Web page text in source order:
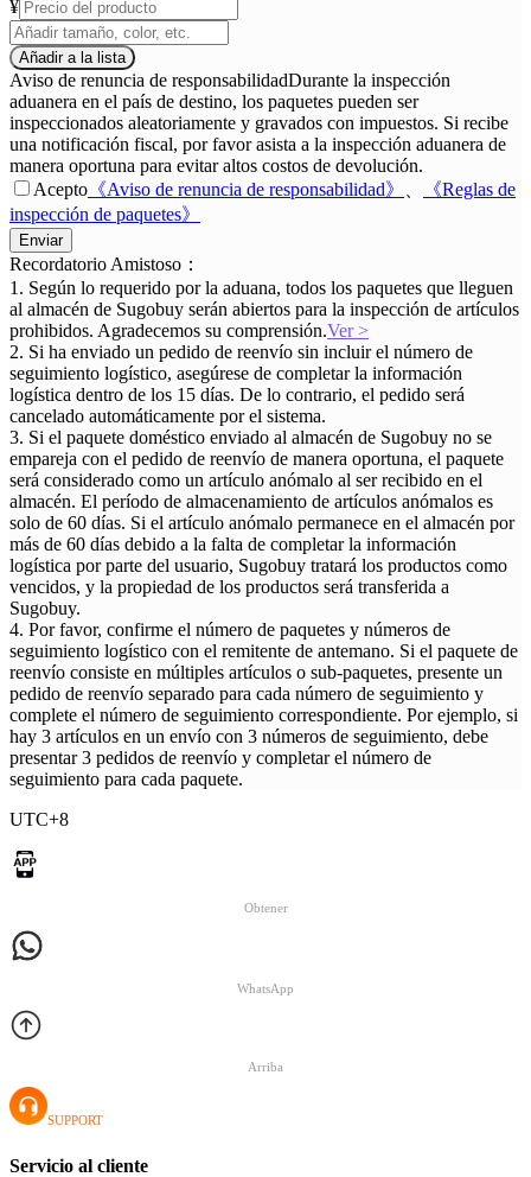
¥
Añadir a la lista
Aviso de renuncia de responsabilidadDurante la inspección
aduanera en el país de destino, los paquetes pueden ser
inspeccionados aleatoriamente y gravados con impuestos. Si recibe
una notificación fiscal, por favor asista a la inspección aduanera de
manera oportuna para evitar altos costos de devolución.
Acepto 《Aviso de renuncia de responsabilidad》 《Reglas de
inspección de paquetes》
Enviar
Recordatorio Amistoso ：
1. Según lo requerido por la aduana, todos los paquetes que lleguen
al almacén de Sugobuy serán abiertos para la inspección de artículos
prohibidos. Agradecemos su comprensión.Ver>
2. Si ha enviado un pedido de reenvío sin incluir el número de
seguimiento logístico, asegúrese de completar la información
logística dentro de los 15 días. De lo contrario, el pedido será
cancelado automáticamente por el sistema.
3. Si el paquete doméstico enviado al almacén de Sugobuy no se
empareja con el pedido de reenvío de manera oportuna, el paquete
será considerado como un artículo anómalo al ser recibido en el
almacén. El período de almacenamiento de artículos anómalos es
solo de 60 días. Si el artículo anómalo permanece en el almacén por
más de 60 días debido a la falta de completar la información
logística por parte del usuario, Sugobuy tratará los productos como
vencidos, y la propiedad de los productos será transferida a
Sugobuy.
4. Por favor, confirme el número de paquetes y números de
seguimiento logístico con el remitente de antemano. Si el paquete de
reenvío consiste en múltiples artículos o sub-paquetes, presente un
pedido de reenvío separado para cada número de seguimiento y
complete el número de seguimiento correspondiente. Por ejemplo, si
hay 3 artículos en un envío con 3 números de seguimiento, debe
presentar 3 pedidos de reenvío y completar el número de
seguimiento para cada paquete.
UTC+8
Obtener
WhatsApp
Arriba
SUPPORT
Servicio al cliente